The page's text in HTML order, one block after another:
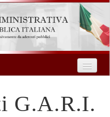
Formazione
G.A.R.I.